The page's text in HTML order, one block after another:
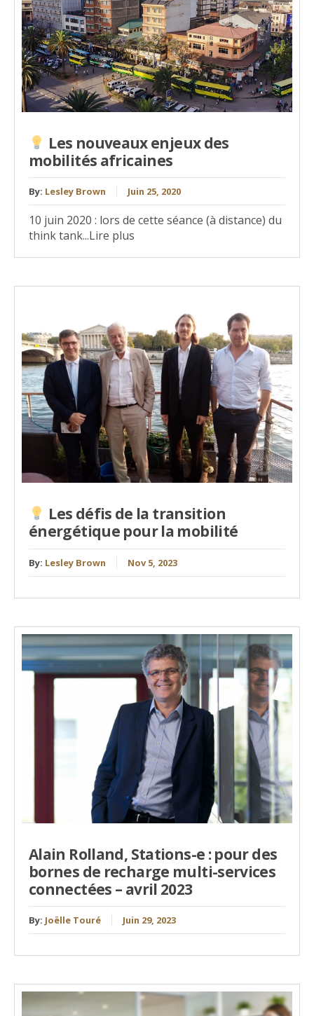
Les nouveaux enjeux des
mobilités africaines
By: Lesley Brown Juin 25, 2020
10 juin 2020 : lors de cette séance (à distance) du
think tank...Lire plus
Les défis de la transition
énergétique pour la mobilité
By: Lesley Brown Nov 5, 2023
Alain Rolland, Stations-e : pour des
bornes de recharge multi-services
connectées – avril 2023
By: Joëlle Touré Juin 29, 2023